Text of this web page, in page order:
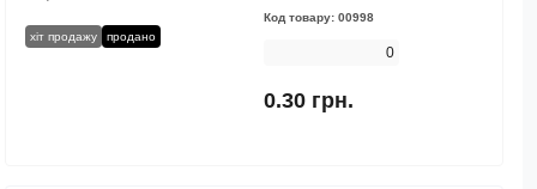
хіт продажу продано
Код товару: 00998
0
0.30 грн.